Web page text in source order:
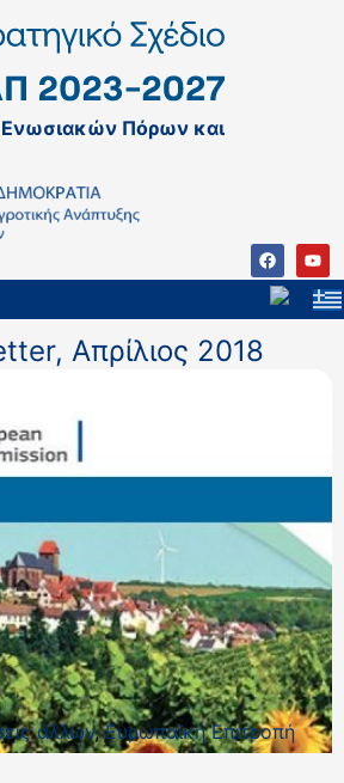
Ενωσιακών Πόρων και
Απρίλιος 2018
άλλων,Ευρωπαϊκή Επιτροπή